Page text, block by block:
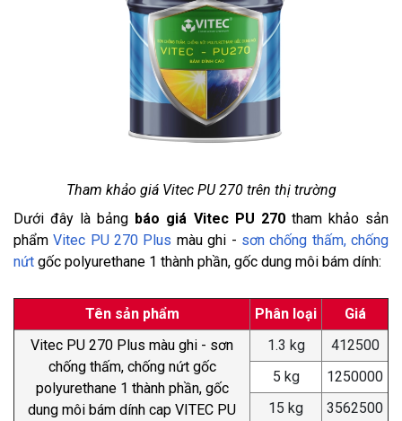
Tham khảo giá Vitec PU 270 trên thị trường
Dưới đây là bảng báo giá Vitec PU 270tham khảo sản
phẩm Vitec PU 270 Plus màu ghi - sơn chống thấm, chống
nứt gốc polyurethane 1 thành phần, gốc dung môi bám dính:
Tên sản phẩm Phân loại
Giá
Vitec PU 270 Plus màu ghi - sơn
chống thấm, chống nứt gốc
polyurethane 1 thành phần, gốc
dung môi bám dính cap VITEC PU
1.3 kg
412500
5 kg
1250000
15 kg
3562500